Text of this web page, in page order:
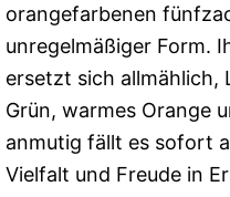
orangefarbenen
unregelmäßiger Form.
ersetzt sich allmählich,
Grün, warmes Orange
anmutig fällt es sofort
Vielfalt und Freude in